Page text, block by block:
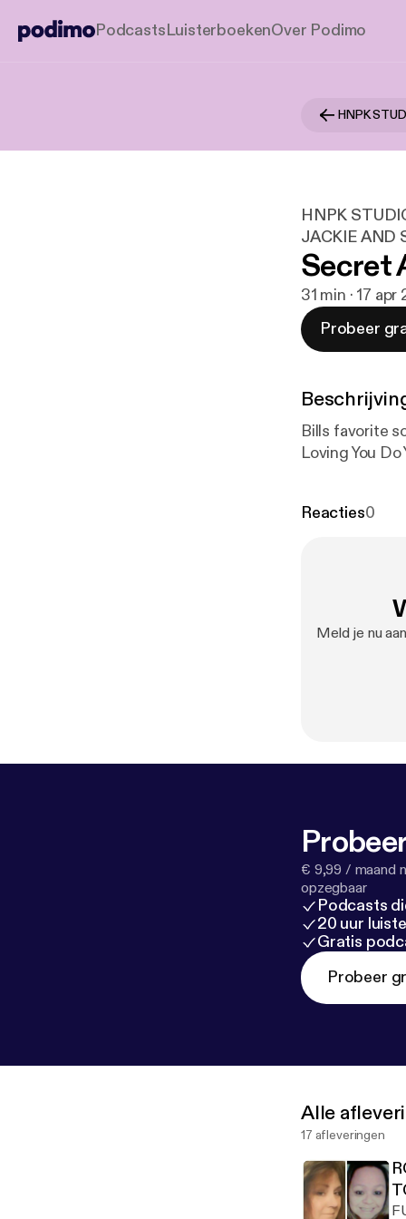
PodcastsLuisterboekenOver Podimo
HNPK
JACKIE AND
Secret
31 min · 17 apr
Probeer
Bills favorite songs Musique Disco Duck I Wanna Kiss U All
Loving You Do
Reacties0
Meld je nu
€ 9,99 / maand
opzegbaar
Podcasts
20 uur
Gratis
Probeer
Alle
17 afleveringen